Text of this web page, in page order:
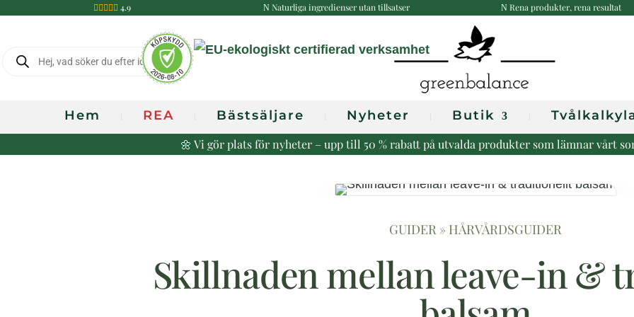
 4.9 N Naturliga ingredienser utan tillsatser N Rena produkter, rena resultat
Produktsökning
Hem REA Bästsäljare Nyheter Butik
🌼 Vi gör plats för nyheter – upp till 50 % rabatt på utvalda produkter som lämnar vårt
GUIDER » HÅRVÅRDSGUIDER
Skillnaden mellan leave-in &